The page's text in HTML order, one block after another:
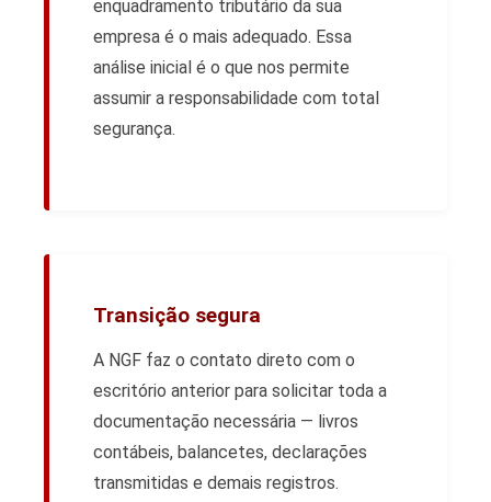
enquadramento tributário da sua
empresa é o mais adequado. Essa
análise inicial é o que nos permite
assumir a responsabilidade com total
segurança.
Transição segura
A NGF faz o contato direto com o
escritório anterior para solicitar toda a
documentação necessária — livros
contábeis, balancetes, declarações
transmitidas e demais registros.